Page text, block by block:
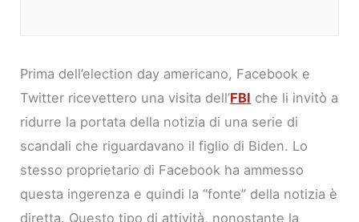
Prima dell’election day americano, Facebook e
Twitter ricevettero una visita dell’FBI che li invitò a
ridurre la portata della notizia di una serie di
scandali che riguardavano il figlio di Biden. Lo
stesso proprietario di Facebook ha ammesso
questa ingerenza e quindi la “fonte” della notizia è
diretta. Questo tipo di attività, nonostante la